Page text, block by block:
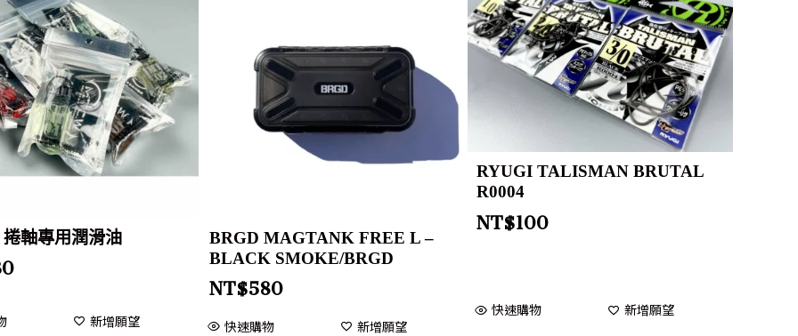
軸專用潤滑油
新增願望
BRGD MAGTANK FREE L –
BLACK SMOKE/BRGD
NT$580
快速購物 新增願望
RYUGI TALISMAN BRUTAL
R0004
NT$100
快速購物 新增願望